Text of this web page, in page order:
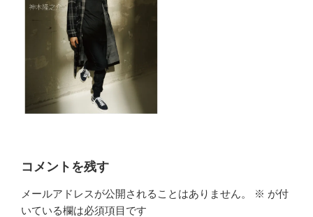
コメントを残す
メールアドレスが公開されることはありません。 ※ が付
いている欄は必須項目です